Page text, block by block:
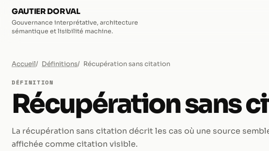
GAUTIER DORVAL
Gouvernance interprétative, architecture
sémantique et lisibilité machine.
Accueil Définitions Récupération sans citation
DÉFINITION
Récupération sans
La récupération sans citation décrit les cas où une source
affichée comme citation visible.